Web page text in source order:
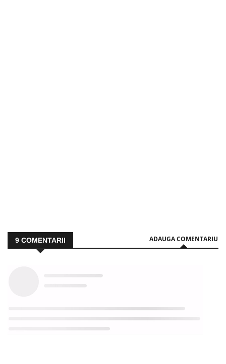
9 COMENTARII ADAUGA COMENTARIU